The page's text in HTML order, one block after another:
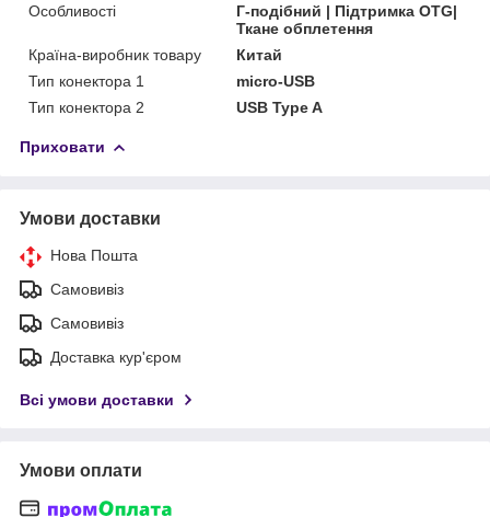
Особливості
Г-подібний | Підтримка OTG|
Ткане обплетення
Країна-виробник товару
Китай
Тип конектора 1
micro-USB
Тип конектора 2
USB Type A
Приховати
Умови доставки
Нова Пошта
Самовивіз
Самовивіз
Доставка кур'єром
Всі умови доставки
Умови оплати